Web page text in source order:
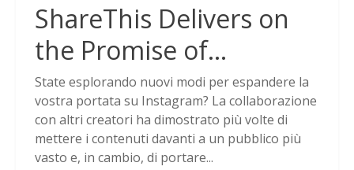
ShareThis Delivers on
the Promise of
Cookieless Data
Solutions
State esplorando nuovi modi per espandere la
vostra portata su Instagram? La collaborazione
con altri creatori ha dimostrato più volte di
mettere i contenuti davanti a un pubblico più
vasto e, in cambio, di portare...